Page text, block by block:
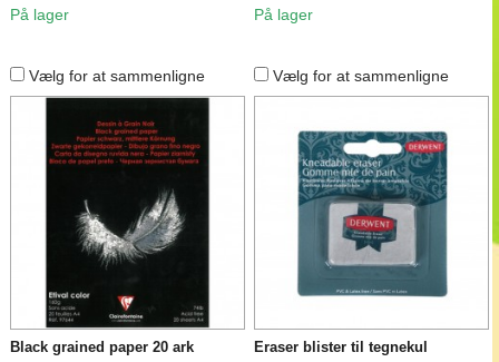
På lager
På lager
Vælg for at sammenligne
Black grained paper 20 ark
Vælg for at sammenligne
Eraser blister til tegnekul